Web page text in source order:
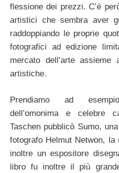
flessione dei prezzi. C’è
artistici che sembra aver
raddoppiando le proprie
fotografici ad edizione
mercato dell’arte assieme
artistiche.
Prendiamo ad
dell’omonima e celebre
Taschen pubblicò Sumo,
fotografo Helmut Netwon, la
inoltre un espositore
libro fu inoltre il più